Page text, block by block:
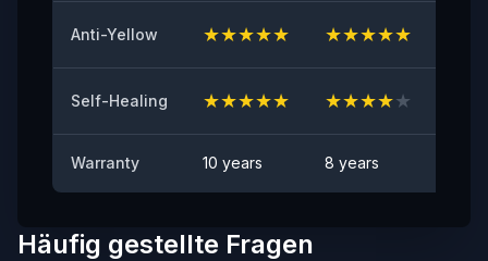
Fleckenbeständigkeit
Keine sichtbaren Flecken
Anti-Yellow ★★★★★ ★★★★★
Self-Healing ★★★★★ ★★★★★
Warranty 10 years 8 years
Häufig gestellte Fragen